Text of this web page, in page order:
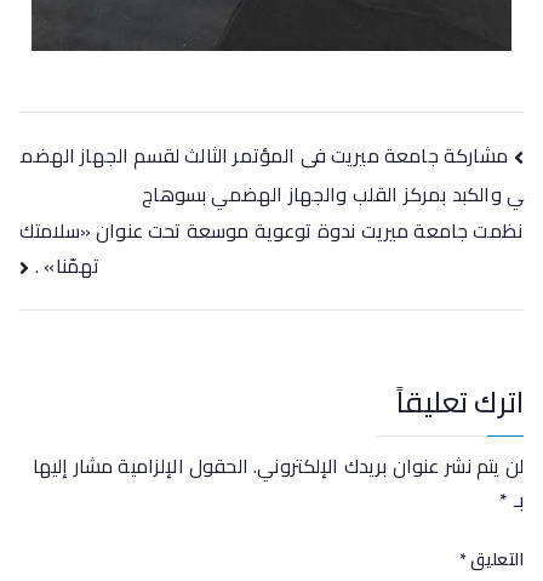
مشاركة جامعة ميريت فى المؤتمر الثالث لقسم الجهاز الهضم
ي والكبد بمركز القلب والجهاز الهضمي بسوهاج
نظمت جامعة ميريت ندوة توعوية موسعة تحت عنوان «سلامتك
تهمّنا» .
اترك تعليقاً
لن يتم نشر عنوان بريدك الإلكتروني. الحقول الإلزامية مشار إليها
بـ*
التعليق*